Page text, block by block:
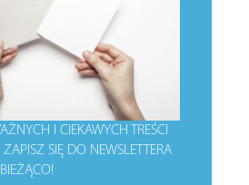
I CIEKAWYCH TREŚCI
ZAPISZ SIĘ DO NEWSLETTERA